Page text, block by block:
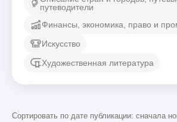
путеводители
Финансы, экономика, право и
Искусство
Художественная литература
Сортировать по дате публикации: сначала